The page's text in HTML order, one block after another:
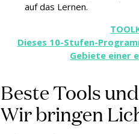
auf das Lernen.
Dieses 10-Stufen-
Gebiete einer
Beste Tools
Wir bringen